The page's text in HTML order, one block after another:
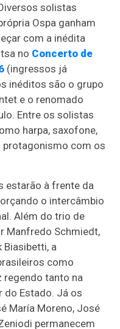
solistas
Ospa ganham
com a inédita
no Concerto de
(ingressos já
inéditos são o grupo
e o renomado
Entre os solistas
harpa, saxofone,
protagonismo com os
estarão à frente da
o intercâmbio
Além do trio de
Manfredo Schmiedt,
Biasibetti, a
como
regendo tanto na
do Estado. Já os
María Moreno, José
permanecem